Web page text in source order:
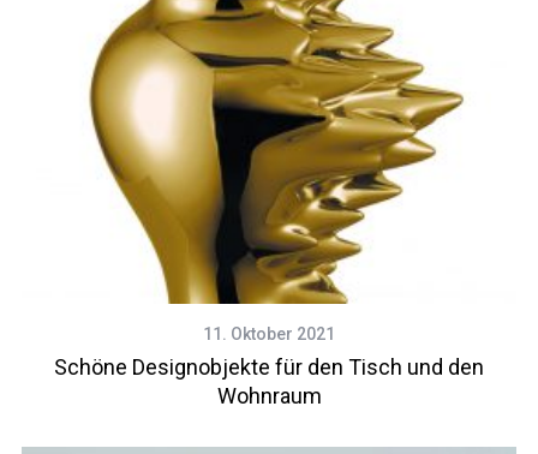
11. Oktober 2021
Schöne Designobjekte für den Tisch und den
Wohnraum